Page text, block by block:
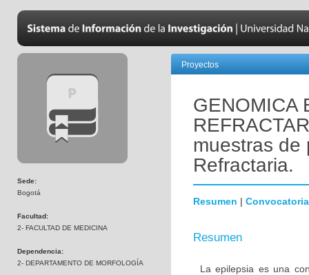
Sede:
Bogotá
Facultad:
2- FACULTAD DE MEDICINA
Dependencia:
2- DEPARTAMENTO DE MORFOLOGÍA
Proyectos
GENOMICA
muestras de
Refractaria.
Resumen | Convocatoria
Resumen
La epilepsia es una